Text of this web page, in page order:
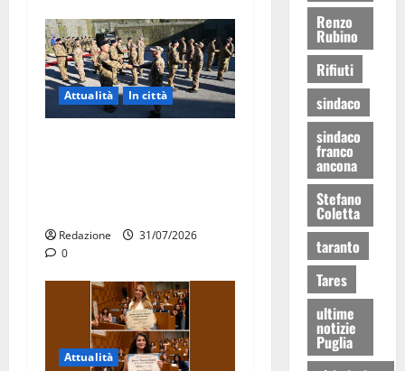
Attualità In città
Redazione
31/07/2026
0
Attualità
Renzo
Rubino
Rifiuti
sindaco
sindaco
franco
ancona
Stefano
Coletta
taranto
Tares
ultime
notizie
Puglia